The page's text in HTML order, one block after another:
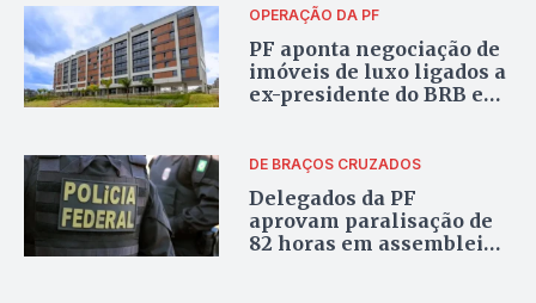
OPERAÇÃO DA PF
PF aponta negociação de
imóveis de luxo ligados a
ex-presidente do BRB em
DE BRAÇOS CRUZADOS
Delegados da PF
aprovam paralisação de
82 horas em assembleia